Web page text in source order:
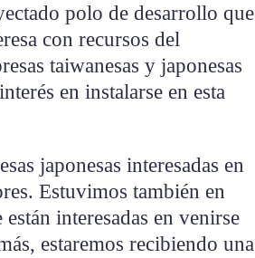
polo de desarrollo que
con recursos del
taiwanesas y japonesas
en instalarse en esta
japonesas interesadas en
Estuvimos también en
interesadas en venirse
estaremos recibiendo una